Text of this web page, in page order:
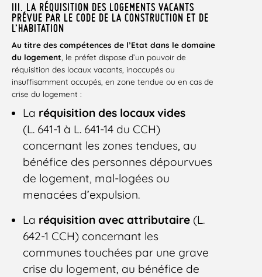
III. LA RÉQUISITION DES LOGEMENTS VACANTS
PRÉVUE PAR LE CODE DE LA CONSTRUCTION ET DE
L’HABITATION
Au titre des compétences de l’Etat dans le domaine
du logement , le préfet dispose d’un pouvoir de
réquisition des locaux vacants, inoccupés ou
insuffisamment occupés, en zone tendue ou en cas de
crise du logement :
La réquisition des locaux vides
(L. 641-1 à L. 641-14 du CCH)
concernant les zones tendues, au
bénéfice des personnes dépourvues
de logement, mal-logées ou
menacées d’expulsion.
La réquisition avec attributaire (L.
642-1 CCH) concernant les
communes touchées par une grave
crise du logement, au bénéfice de